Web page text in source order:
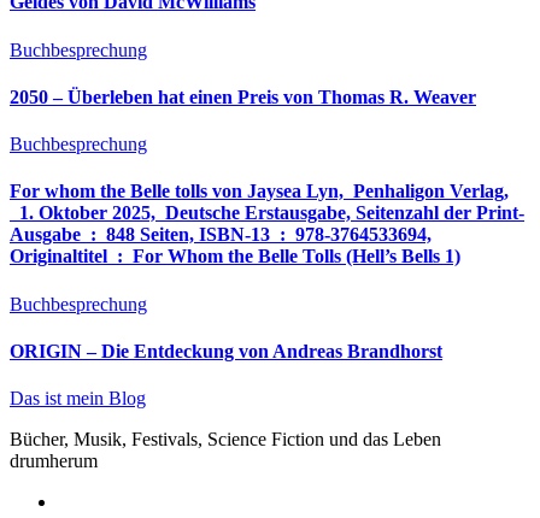
Buchbesprechung
2050 – Überleben hat einen Preis von Thomas R. Weaver
Buchbesprechung
For whom the Belle tolls von Jaysea Lyn, ‎ Penhaligon Verlag,
‎ 1. Oktober 2025, ‎ Deutsche Erstausgabe, Seitenzahl der Print-
Ausgabe ‏ : ‎ 848 Seiten, ISBN-13 ‏ : ‎ 978-3764533694,
Originaltitel ‏ : ‎ For Whom the Belle Tolls (Hell’s Bells 1)
Buchbesprechung
ORIGIN – Die Entdeckung von Andreas Brandhorst
Das ist mein Blog
Bücher, Musik, Festivals, Science Fiction und das Leben
drumherum